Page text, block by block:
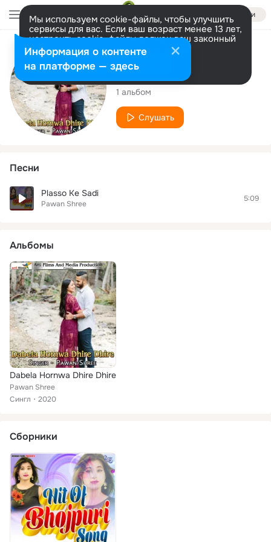
Войти
Мы используем cookie-файлы, чтобы улучшить
сервисы для вас. Если ваш возраст менее 13 лет,
настроить cookie-файлы должен ваш законный
представитель. Больше информации
Разрешить все Настроить
Исполнитель
Pawan Shree
1 альбом
Слушать
Песни
Plasso Ke Sadi
Pawan Shree
5:09
Альбомы
Dabela Hornwa Dhire Dhire
Pawan Shree
Сингл
2020
Сборники
Информация о контенте
на платформе — здесь